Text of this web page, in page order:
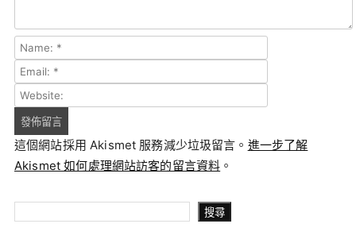
這個網站採用 Akismet 服務減少垃圾留言。 進一步了解
Akismet 如何處理網站訪客的留言資料 。
搜尋